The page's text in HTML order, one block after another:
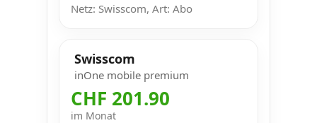
Netz: Swisscom, Art: Abo
Swisscom
inOne mobile premium
CHF 201.90
im Monat